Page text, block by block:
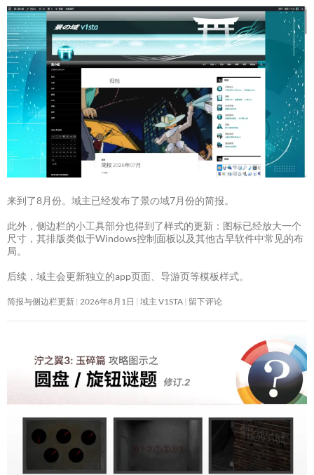
来到了8月份。域主已经发布了景の域7月份的简报。
此外，侧边栏的小工具部分也得到了样式的更新：图标已经放大一个
尺寸，其排版类似于Windows控制面板以及其他古早软件中常见的布
局。
后续，域主会更新独立的app页面、导游页等模板样式。
简报与侧边栏更新 2026年8月1日 域主 V1STA 留下评论